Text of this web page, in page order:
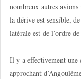
nombreux autres
la dérive est sensible,
latérale est de l’ordre
Il y a effectivement une
approchant